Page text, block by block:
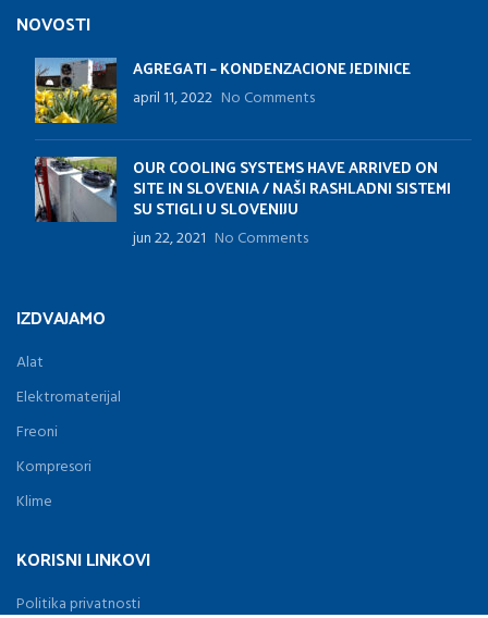
NOVOSTI
AGREGATI – KONDENZACIONE JEDINICE
april 11, 2022 No Comments
OUR COOLING SYSTEMS HAVE ARRIVED ON
SITE IN SLOVENIA / NAŠI RASHLADNI SISTEMI
SU STIGLI U SLOVENIJU
jun 22, 2021 No Comments
IZDVAJAMO
Alat
Elektromaterijal
Freoni
Kompresori
Klime
KORISNI LINKOVI
Politika privatnosti